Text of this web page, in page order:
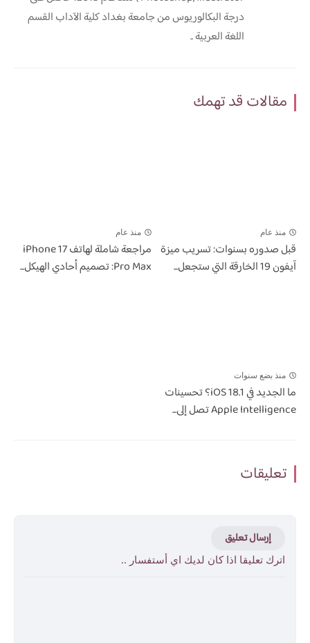
درجة البكالوريوس من جامعة بغداد كلية الآداب القسم
اللغة العربية ..
مقالات قد تهمك
منذ عام
قبل صدوره بسنوات: تسريب ميزة
آيفون 19 الخارقة التي ستجعل...
منذ عام
مراجعة شاملة لهاتف iPhone 17
Pro Max: تصميم أحادي الهيكل...
منذ بضع سنوات
ما الجديد في iOS 18.1؟ تحسينات
Apple Intelligence تصل إلى...
تعليقات
إرسال تعليق
اترك تعليقا اذا كان لديك اي أستفسار ..